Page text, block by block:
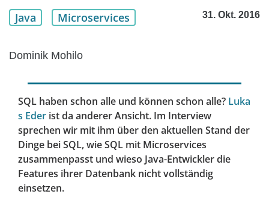
Java Microservices 31. Okt. 2016
Dominik Mohilo
SQL haben schon alle und können schon alle? Luka
s Eder ist da anderer Ansicht. Im Interview
sprechen wir mit ihm über den aktuellen Stand der
Dinge bei SQL, wie SQL mit Microservices
zusammenpasst und wieso Java-Entwickler die
Features ihrer Datenbank nicht vollständig
einsetzen.